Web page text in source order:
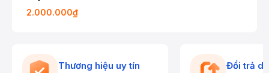
2.000.000₫
Thương hiệu uy tín Đổi trả